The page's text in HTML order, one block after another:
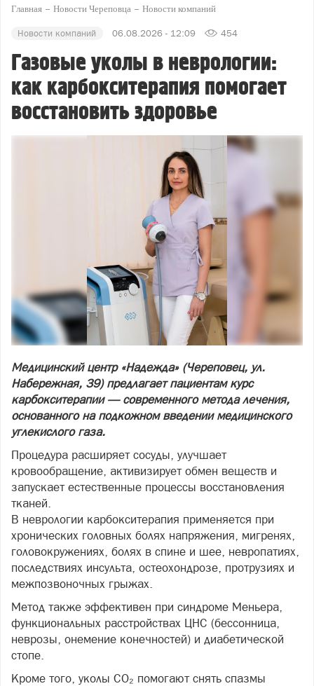
Главная Новости Череповца Новости компаний
Новости компаний 06.08.2026 - 12:09 454
Газовые уколы в неврологии:
как карбокситерапия помогает
восстановить здоровье
Медицинский центр «Надежда» (Череповец, ул.
Набережная, 39) предлагает пациентам курс
карбокситерапии — современного метода лечения,
основанного на подкожном введении медицинского
углекислого газа.
Процедура расширяет сосуды, улучшает
кровообращение, активизирует обмен веществ и
запускает естественные процессы восстановления
тканей.
В неврологии карбокситерапия применяется при
хронических головных болях напряжения, мигренях,
головокружениях, болях в спине и шее, невропатиях,
последствиях инсульта, остеохондрозе, протрузиях и
межпозвоночных грыжах.
Метод также эффективен при синдроме Меньера,
функциональных расстройствах ЦНС (бессонница,
неврозы, онемение конечностей) и диабетической
стопе.
Кроме того, уколы CO₂ помогают снять спазмы